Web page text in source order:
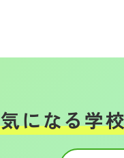
気になる学